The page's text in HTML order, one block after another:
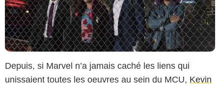
Depuis, si Marvel n’a jamais caché les liens qui
unissaient toutes les oeuvres au sein du MCU, Kevin